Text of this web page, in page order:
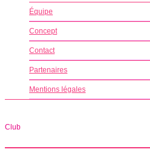
Équipe
Concept
Contact
Partenaires
Mentions légales
Club